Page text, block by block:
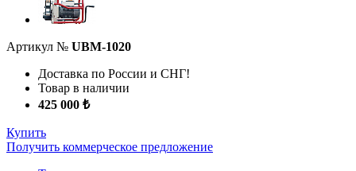
Артикул № UBM-1020
Доставка по России и СНГ!
Товар в наличии
425 000 ₺
Купить
Получить коммерческое предложение